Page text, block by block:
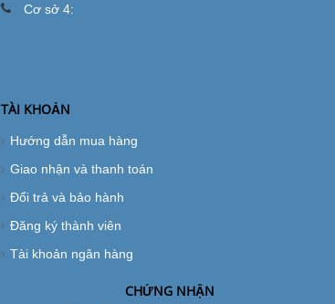
Cơ sở 4:
TÀI KHOẢN
Hướng dẫn mua hàng
Giao nhận và thanh toán
Đổi trả và bảo hành
Đăng ký thành viên
Tài khoản ngân hàng
CHỨNG NHẬN